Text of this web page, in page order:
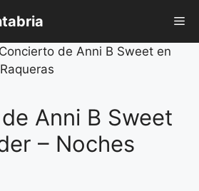
Concierto de Anni B Sweet en
Anni B Sweet
– Noches